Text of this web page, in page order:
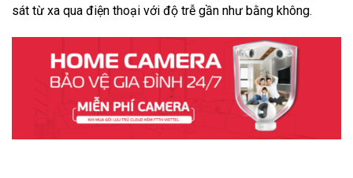
sát từ xa qua điện thoại với độ trễ gần như bằng không.